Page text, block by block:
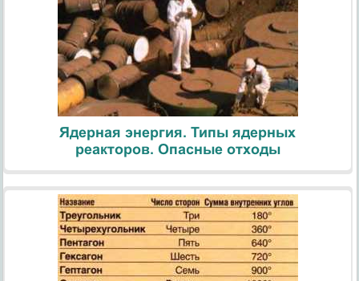
Ядерная энергия. Типы ядерных
реакторов. Опасные отходы